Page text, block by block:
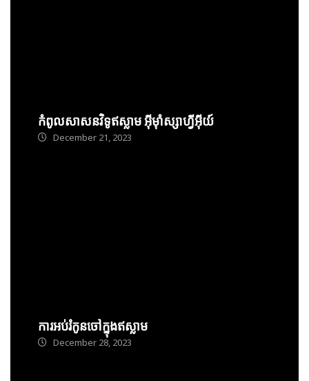
កំពូលសាសនវិទូឥស្លាម អ៊ីម៉ាំស្សាហ្វីអ៊ីយ៍
December 21, 2023
ការអប់រំកូនចៅក្នុងឥស្លាម
December 28, 2023